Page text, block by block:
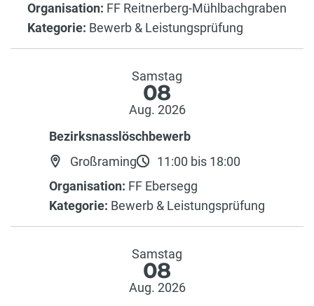
Organisation: FF Reitnerberg-Mühlbachgraben
Kategorie: Bewerb & Leistungsprüfung
Samstag
08
Aug. 2026
Bezirksnasslöschbewerb
Großraming
11:00 bis 18:00
Organisation: FF Ebersegg
Kategorie: Bewerb & Leistungsprüfung
Samstag
08
Aug. 2026